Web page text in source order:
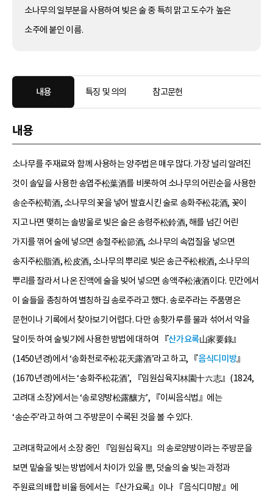
소나무의 일부분을 사용하여 빚은 술 중 특히 맑고 도수가 높은
소주에 붙인 이름.
내용 특징 및 의의 참고문헌
내용
소나무를 주재료와 함께 사용하는 양주법은 매우 많다. 가장 널리 알려진
것이 솔잎을 사용한 송엽주松葉酒를 비롯하여 소나무의 어린순을 사용한
송순주松荀酒, 소나무의 꽃을 넣어 발효시킨 술로 송화주松花酒, 꽃이
지고 나면 맺히는 솔방울로 빚은 술은 송령주松鈴酒, 해를 넘긴 어린
가지를 꺾어 술에 넣으면 송절주松節酒, 소나무의 속껍질을 넣으면
송지주松脂酒, 松皮酒, 소나무의 뿌리로 빚은 송근주松根酒, 소나무의
뿌리를 잘라서 나온 진액에 술을 빚어 넣으면 송액주松液酒이다. 민간에서
이 술들을 총칭하여 별칭하길 송로주라고 했다. 송로주라는 주품명은
문헌이나 기록에서 찾아보기 어렵다. 다만 송홧가루를 물과 섞어서 약을
달이듯 하여 술빚기에 사용한 방법에 대하여 『산가요록山家要錄』
(1450년경)에서 ‘송화천로주松花天露酒’라고 하고, 『음식디미방』
(1670년경)에서는 ‘송화주松花酒’, 『임원십육지林園十六志』(1824,
고려대 소장)에서는 ‘송로양방松露釀方’, 『이씨음식법』에는
‘송순주’라고 하여 그 주방문이 수록된 것을 볼 수 있다.
고려대학교에서 소장 중인 『임원십육지』의 송로양방이라는 주방문을
보면 밑술을 빚는 방법에서 차이가 있을 뿐, 덧술의 술 빚는 과정과
주원료의 배합 비율 등에서는 『산가요록』이나 『음식디미방』에